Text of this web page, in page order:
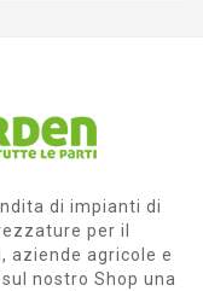
di impianti di
per il
aziende agricole e
nostro Shop una